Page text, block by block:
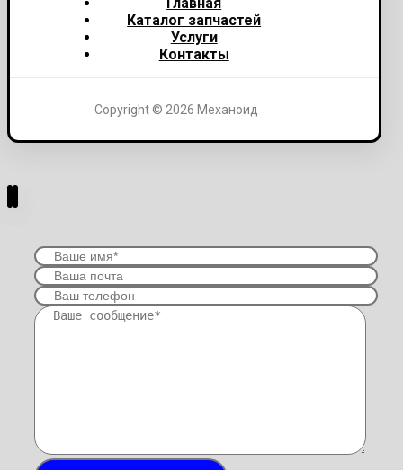
Каталог запчастей
Услуги
Контакты
Copyright © 2026 Механоид